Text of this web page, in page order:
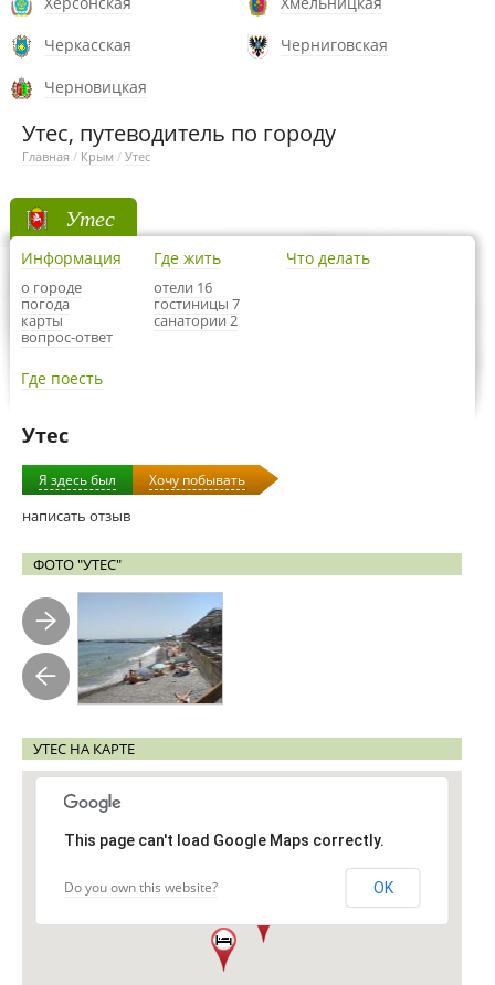
Черкасская
Черниговская
Черновицкая
Утес, путеводитель по городу
Главная / Крым / Утес
Утес
Информация
о городе
погода
карты
вопрос-ответ
Где жить
отели 16
гостиницы 7
санатории 2
Что делать
Где поесть
Утес
Я здесь был Хочу побывать
написать отзыв
ФОТО "УТЕС"
УТЕС НА КАРТЕ
This page can't load Google Maps correctly.
Do you own this website? OK